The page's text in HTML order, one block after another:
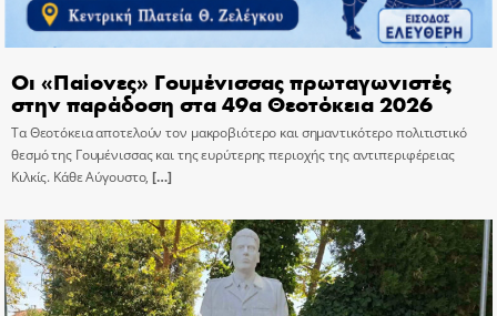
Οι «Παίονες» Γουμένισσας πρωταγωνιστές
στην παράδοση στα 49α Θεοτόκεια 2026
Τα Θεοτόκεια αποτελούν τον μακροβιότερο και σημαντικότερο πολιτιστικό
θεσμό της Γουμένισσας και της ευρύτερης περιοχής της αντιπεριφέρειας
Κιλκίς. Κάθε Αύγουστο, […]